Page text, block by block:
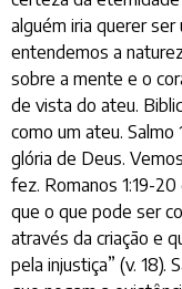
alguém iria querer
entendemos a
sobre a mente e o
de vista do ateu.
como um ateu. Salmo
glória de Deus.
fez. Romanos 1:19-
que o que pode ser
através da criação e
pela injustiça” (v. 18).